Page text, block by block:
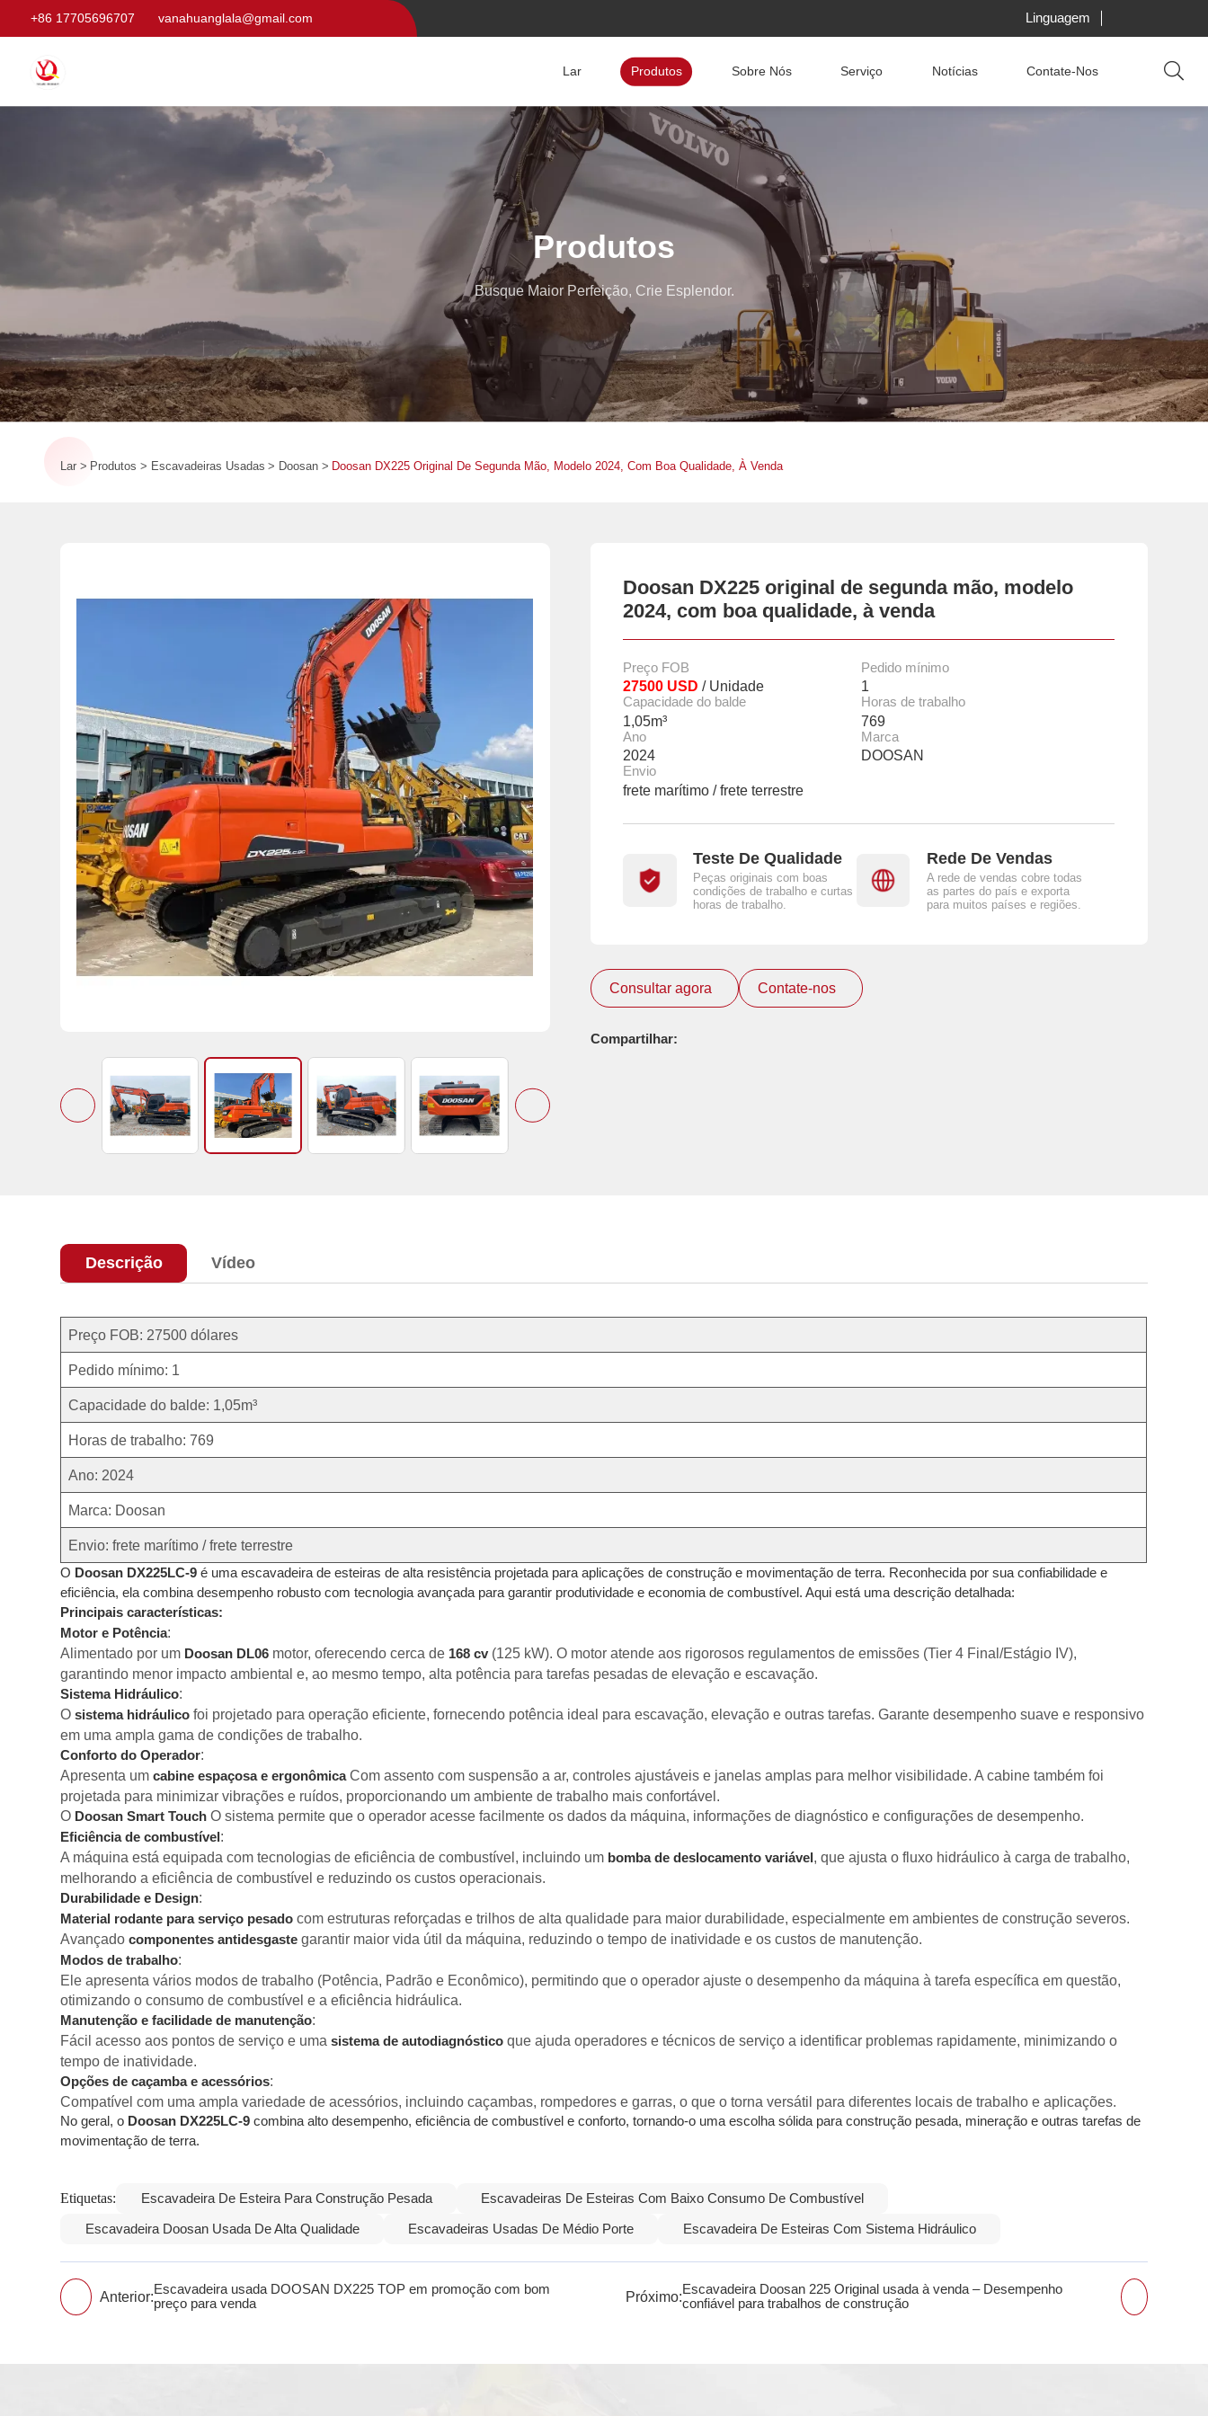
+86 17705696707 vanahuanglala@gmail.com Linguagem
Lar Produtos Sobre Nós Serviço Notícias Contate-Nos
Produtos
Busque Maior Perfeição, Crie Esplendor.
Lar Produtos Escavadeiras Usadas Doosan Doosan DX225 Original De Segunda Mão, Modelo 2024, Com Boa Qualidade, À Venda
Doosan DX225 original de segunda mão, modelo
2024, com boa qualidade, à venda
Preço FOB
27500 USD / Unidade
Pedido mínimo
1
Capacidade do balde
1,05m³
Horas de trabalho
769
Ano
2024
Marca
DOOSAN
Envio
frete marítimo / frete terrestre
Teste De Qualidade
Peças originais com boas
condições de trabalho e curtas
horas de trabalho.
Rede De Vendas
A rede de vendas cobre todas
as partes do país e exporta
para muitos países e regiões.
Consultar agora Contate-nos
Compartilhar:
Descrição Vídeo
Preço FOB: 27500 dólares
Pedido mínimo: 1
Capacidade do balde: 1,05m³
Horas de trabalho: 769
Ano: 2024
Marca: Doosan
Envio: frete marítimo / frete terrestre
O Doosan DX225LC-9 é uma escavadeira de esteiras de alta resistência projetada para aplicações de construção e movimentação de terra. Reconhecida por sua confiabilidade e
eficiência, ela combina desempenho robusto com tecnologia avançada para garantir produtividade e economia de combustível. Aqui está uma descrição detalhada:
Principais características:
Motor e Potência:
Alimentado por um Doosan DL06 motor, oferecendo cerca de 168 cv (125 kW). O motor atende aos rigorosos regulamentos de emissões (Tier 4 Final/Estágio IV),
garantindo menor impacto ambiental e, ao mesmo tempo, alta potência para tarefas pesadas de elevação e escavação.
Sistema Hidráulico:
Osistema hidráulico foi projetado para operação eficiente, fornecendo potência ideal para escavação, elevação e outras tarefas. Garante desempenho suave e responsivo
em uma ampla gama de condições de trabalho.
Conforto do Operador:
Apresenta umcabine espaçosa e ergonômica Com assento com suspensão a ar, controles ajustáveis e janelas amplas para melhor visibilidade. A cabine também foi
projetada para minimizar vibrações e ruídos, proporcionando um ambiente de trabalho mais confortável.
O Doosan Smart Touch O sistema permite que o operador acesse facilmente os dados da máquina, informações de diagnóstico e configurações de desempenho.
Eficiência de combustível:
A máquina está equipada com tecnologias de eficiência de combustível, incluindo um bomba de deslocamento variável , que ajusta o fluxo hidráulico à carga de trabalho,
melhorando a eficiência de combustível e reduzindo os custos operacionais.
Durabilidade e Design:
Material rodante para serviço pesado com estruturas reforçadas e trilhos de alta qualidade para maior durabilidade, especialmente em ambientes de construção severos.
Avançadocomponentes antidesgaste garantir maior vida útil da máquina, reduzindo o tempo de inatividade e os custos de manutenção.
Modos de trabalho:
Ele apresenta vários modos de trabalho (Potência, Padrão e Econômico), permitindo que o operador ajuste o desempenho da máquina à tarefa específica em questão,
otimizando o consumo de combustível e a eficiência hidráulica.
Manutenção e facilidade de manutenção:
Fácil acesso aos pontos de serviço e umasistema de autodiagnóstico que ajuda operadores e técnicos de serviço a identificar problemas rapidamente, minimizando o
tempo de inatividade.
Opções de caçamba e acessórios:
Compatível com uma ampla variedade de acessórios, incluindo caçambas, rompedores e garras, o que o torna versátil para diferentes locais de trabalho e aplicações.
No geral, o Doosan DX225LC-9 combina alto desempenho, eficiência de combustível e conforto, tornando-o uma escolha sólida para construção pesada, mineração e outras tarefas de
movimentação de terra.
Etiquetas: Escavadeira De Esteira Para Construção Pesada Escavadeiras De Esteiras Com Baixo Consumo De Combustível
Escavadeira Doosan Usada De Alta Qualidade Escavadeiras Usadas De Médio Porte Escavadeira De Esteiras Com Sistema Hidráulico
Anterior:Escavadeira usada DOOSAN DX225 TOP em promoção com bom
preço para venda
Próximo:Escavadeira Doosan 225 Original usada à venda – Desempenho
confiável para trabalhos de construção